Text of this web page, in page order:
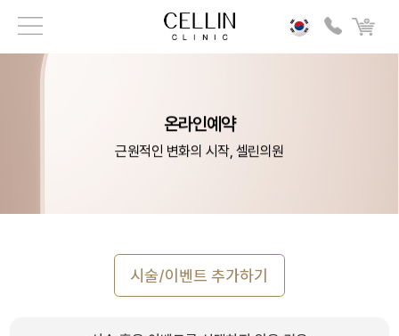
온라인예약
근원적인 변화의 시작, 셀린의원
시술/이벤트 추가하기